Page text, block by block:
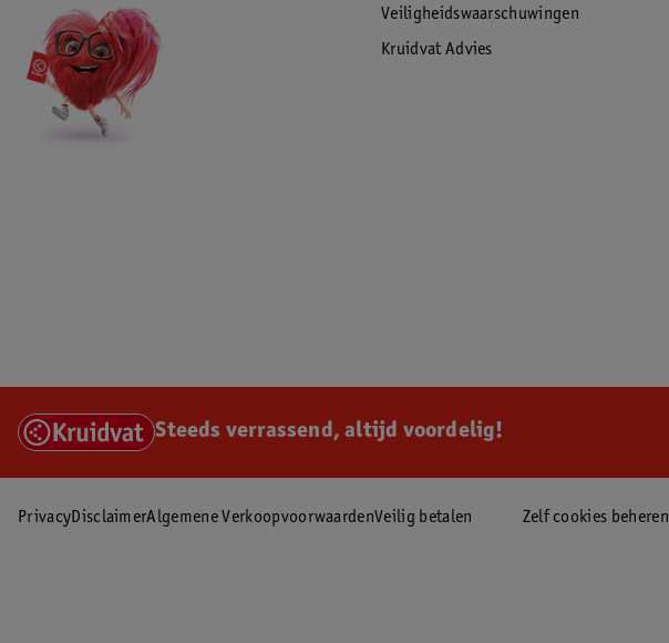
Veiligheidswaarschuwingen
Kruidvat Advies
Steeds verrassend, altijd voordelig!
PrivacyDisclaimerAlgemene VerkoopvoorwaardenVeilig betalen Zelf cookies beheren